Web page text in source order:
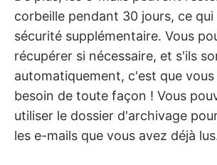
corbeille pendant 30 jours, ce
sécurité supplémentaire. Vous
récupérer si nécessaire, et s'ils
automatiquement, c'est que
besoin de toute façon ! Vous
utiliser le dossier d'archivage
les e-mails que vous avez déjà